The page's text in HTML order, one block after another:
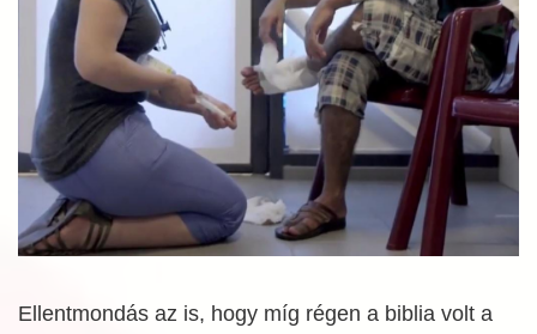
Ellentmondás az is, hogy míg régen a biblia volt a